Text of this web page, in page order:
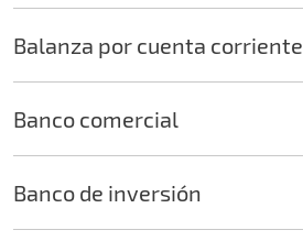
Balanza por cuenta corriente
Banco comercial
Banco de inversión